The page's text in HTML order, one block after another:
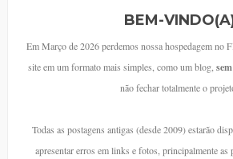
BEM-
Em Março de 2026 perdemos nossa hospedagem no
site em um formato mais simples, como um blog,
não fechar totalmente o
Todas as postagens antigas (desde 2009) estarão
apresentar erros em links e fotos, principalmente as